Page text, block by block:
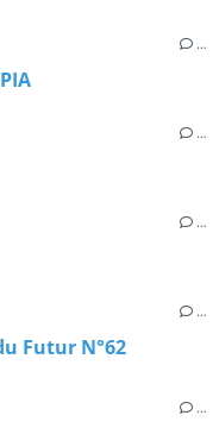
…
…
…
…
Futur N°62
…